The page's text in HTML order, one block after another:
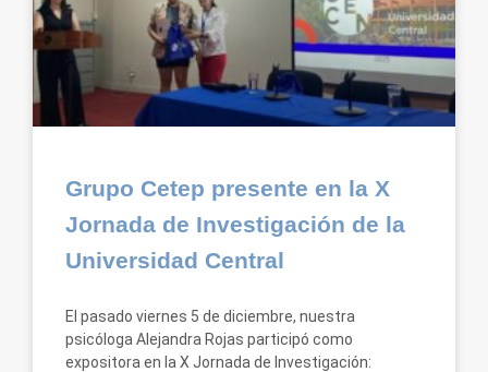
Grupo Cetep presente en la X
Jornada de Investigación de la
Universidad Central
El pasado viernes 5 de diciembre, nuestra
psicóloga Alejandra Rojas participó como
expositora en la X Jornada de Investigación: